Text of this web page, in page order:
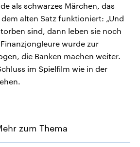
als schwarzes Märchen, das
alten Satz funktioniert: „Und
sind, dann leben sie noch
wurde zur
die Banken machen weiter.
im Spielfilm wie in der
zum Thema